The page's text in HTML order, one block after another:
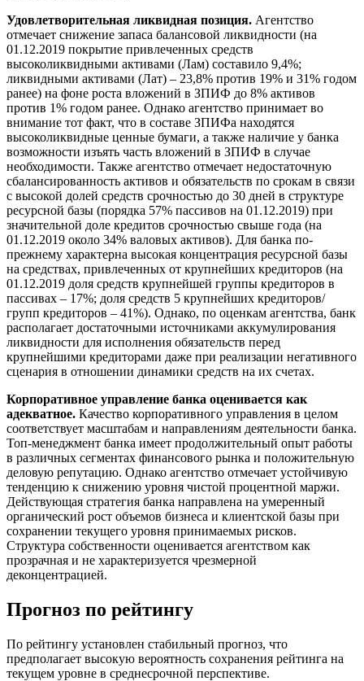
Удовлетворительная ликвидная позиция. Агентство
отмечает снижение запаса балансовой ликвидности (на
01.12.2019 покрытие привлеченных средств
высоколиквидными активами (Лам) составило 9,4%;
ликвидными активами (Лат) – 23,8% против 19% и 31% годом
ранее) на фоне роста вложений в ЗПИФ до 8% активов
против 1% годом ранее. Однако агентство принимает во
внимание тот факт, что в составе ЗПИФа находятся
высоколиквидные ценные бумаги, а также наличие у банка
возможности изъять часть вложений в ЗПИФ в случае
необходимости. Также агентство отмечает недостаточную
сбалансированность активов и обязательств по срокам в связи
с высокой долей средств срочностью до 30 дней в структуре
ресурсной базы (порядка 57% пассивов на 01.12.2019) при
значительной доле кредитов срочностью свыше года (на
01.12.2019 около 34% валовых активов). Для банка по-
прежнему характерна высокая концентрация ресурсной базы
на средствах, привлеченных от крупнейших кредиторов (на
01.12.2019 доля средств крупнейшей группы кредиторов в
пассивах – 17%; доля средств 5 крупнейших кредиторов/
групп кредиторов – 41%). Однако, по оценкам агентства, банк
располагает достаточными источниками аккумулирования
ликвидности для исполнения обязательств перед
крупнейшими кредиторами даже при реализации негативного
сценария в отношении динамики средств на их счетах.
Корпоративное управление банка оценивается как
адекватное. Качество корпоративного управления в целом
соответствует масштабам и направлениям деятельности банка.
Топ-менеджмент банка имеет продолжительный опыт работы
в различных сегментах финансового рынка и положительную
деловую репутацию. Однако агентство отмечает устойчивую
тенденцию к снижению уровня чистой процентной маржи.
Действующая стратегия банка направлена на умеренный
органический рост объемов бизнеса и клиентской базы при
сохранении текущего уровня принимаемых рисков.
Структура собственности оценивается агентством как
прозрачная и не характеризуется чрезмерной
деконцентрацией.
Прогноз по рейтингу
По рейтингу установлен стабильный прогноз, что
предполагает высокую вероятность сохранения рейтинга на
текущем уровне в среднесрочной перспективе.